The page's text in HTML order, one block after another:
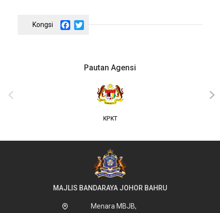
Facebook
Pautan Agensi
‹ ›
MAJLIS BANDARAYA JOHOR BAHRU
Menara MBJB,